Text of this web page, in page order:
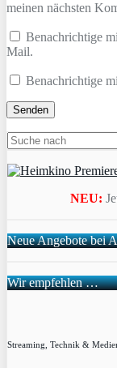
meinen nächsten
Benachrichtige
Mail.
Benachrichtige
NEU:
Neue Angebote bei
Wir empfehlen …
Streaming, Technik &